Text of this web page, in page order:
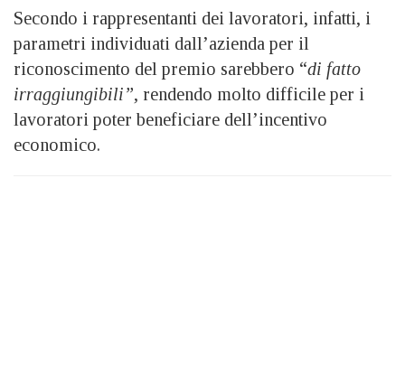
Secondo i rappresentanti dei lavoratori, infatti, i
parametri individuati dall’azienda per il
riconoscimento del premio sarebbero “di fatto
irraggiungibili”, rendendo molto difficile per i
lavoratori poter beneficiare dell’incentivo
economico.